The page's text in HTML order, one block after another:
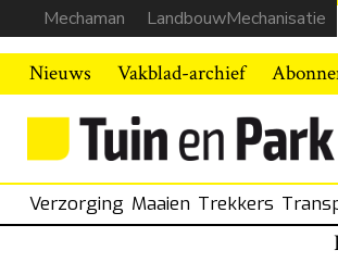
Mechaman LandbouwMechanisatie
Nieuws Vakblad-archief
Verzorging Maaien Trekkers